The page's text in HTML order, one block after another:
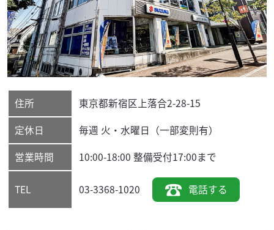
住所 東京都新宿区上落合2-28-15
定休日
毎週 火・水曜日（一部変則有）
営業時間
10:00-18:00 整備受付17:00まで
TEL 03-3368-1020 電話する